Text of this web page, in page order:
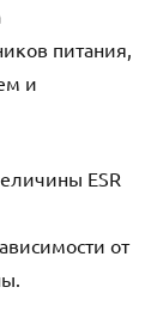
питания,
и
ESR
от